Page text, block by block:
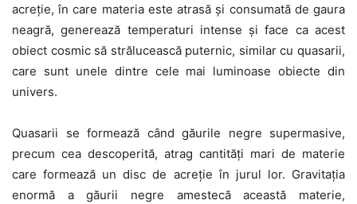
acreție, în care materia este atrasă și consumată de gaura
neagră, generează temperaturi intense și face ca acest
obiect cosmic să strălucească puternic, similar cu quasarii,
care sunt unele dintre cele mai luminoase obiecte din
univers.
Quasarii se formează când găurile negre supermasive,
precum cea descoperită, atrag cantități mari de materie
care formează un disc de acreție în jurul lor. Gravitația
enormă a găurii negre amestecă această materie,